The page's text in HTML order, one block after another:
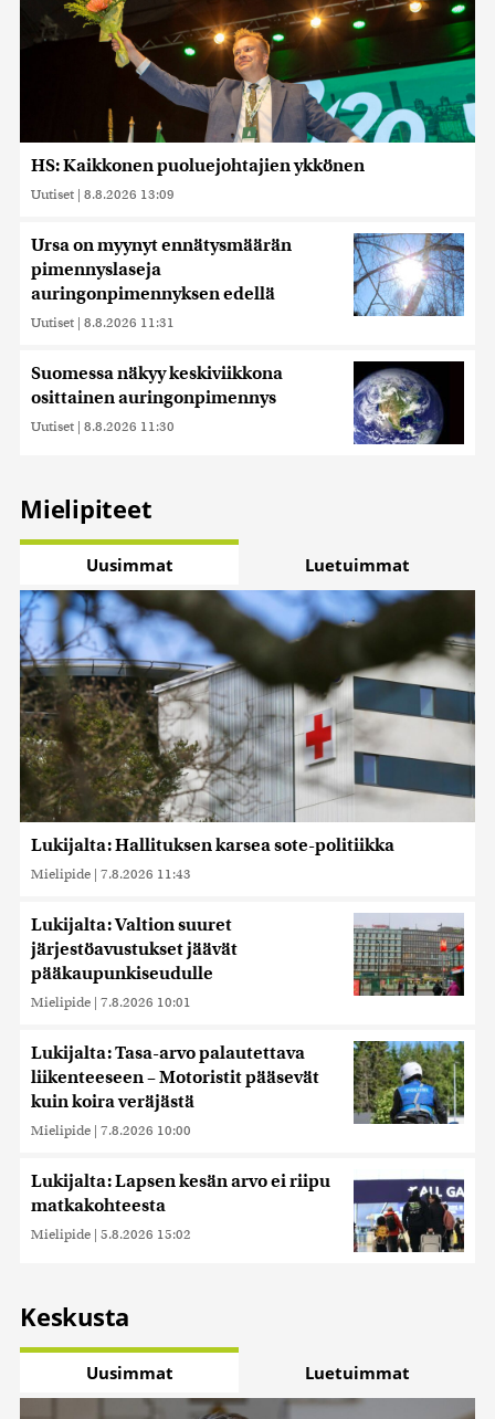
HS: Kaikkonen puoluejohtajien ykkönen
Uutiset | 8.8.2026 13:09
Ursa on myynyt ennätysmäärän
pimennyslaseja
auringonpimennyksen edellä
Uutiset | 8.8.2026 11:31
Suomessa näkyy keskiviikkona
osittainen auringonpimennys
Uutiset | 8.8.2026 11:30
Mielipiteet
Uusimmat Luetuimmat
Lukijalta: Hallituksen karsea sote-politiikka
Mielipide | 7.8.2026 11:43
Lukijalta: Valtion suuret
järjestöavustukset jäävät
pääkaupunkiseudulle
Mielipide | 7.8.2026 10:01
Lukijalta: Tasa-arvo palautettava
liikenteeseen – Motoristit pääsevät
kuin koira veräjästä
Mielipide | 7.8.2026 10:00
Lukijalta: Lapsen kesän arvo ei riipu
matkakohteesta
Mielipide | 5.8.2026 15:02
Keskusta
Uusimmat Luetuimmat